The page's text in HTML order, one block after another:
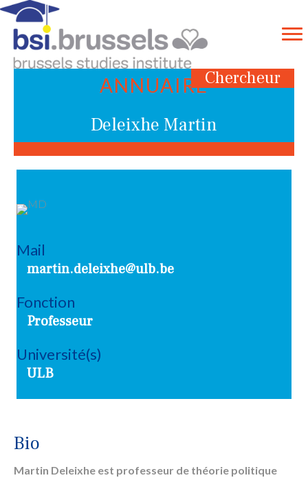
Chercheur
ANNUAIRE
Deleixhe Martin
Bio
Martin Deleixhe est professeur de théorie politique
Mail
martin.deleixhe@ulb.be
Fonction
Professeur
Université(s)
ULB